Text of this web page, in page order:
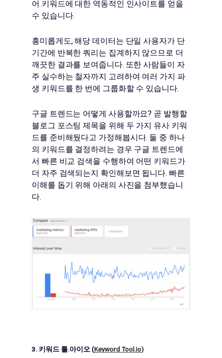
어 키워드에 대한 역동적인 인사이트를 얻을
수 있습니다.
흥미롭게도, 해당 데이터는 단일 사용자가 단
기간에 반복한 쿼리는 집계하지 않으므로 더
깨끗한 결과를 보여줍니다. 또한 사람들이 자
주 실수하는 철자까지 고려하여 여러 가지 파
생 키워드를 한 번에 그룹화할 수 있습니다.
구글 트렌드는 어떻게 사용할까요? 곧 발행할
블로그 포스팅 제목을 위해 두 가지 유사 키워
드를 준비해뒀다고 가정해봅시다. 둘 중 하나
의 키워드를 결정하려는 경우 구글 트렌드에
서 빠른 비교 검색을 수행하여 어떤 키워드가
더 자주 검색되는지 확인해보면 됩니다. 빠른
이해를 돕기 위해 아래의 사진을 첨부했습니
다.
3. 키워드 툴.아이오 (Keyword Tool.io)